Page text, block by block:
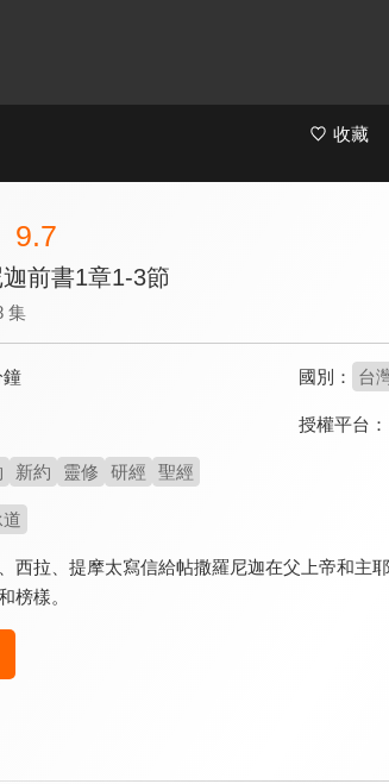
收藏
9.7
前書1章1-3節
集
鐘 國別： 台
授權平台：
新約 靈修 研經 聖經
西拉、提摩太寫信給帖撒羅尼迦在父上帝和主
榜樣。